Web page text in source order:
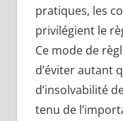
pratiques, les
privilégient le
Ce mode de
d’éviter autant
d’insolvabilité
tenu de